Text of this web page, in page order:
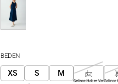
BEDEN
XS S M L
Gelince Haber VerGelince